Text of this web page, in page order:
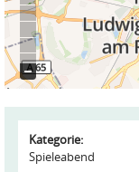
Kategorie:
Spieleabend